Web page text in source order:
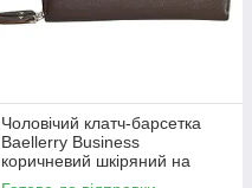
Чоловічий клатч-барсетка
Baellerry Business
коричневий шкіряний на
блискавці 11х18 см